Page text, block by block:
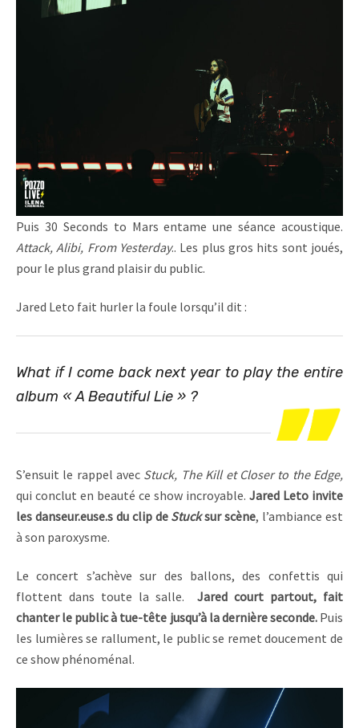
Puis 30 Seconds to Mars entame une séance acoustique.
Attack, Alibi, From Yesterday.. Les plus gros hits sont joués,
pour le plus grand plaisir du public.
Jared Leto fait hurler la foule lorsqu’il dit :
What if I come back next year to play the entire
album « A Beautiful Lie » ?
S’ensuit le rappel avec Stuck, The Kill et Closer to the Edge,
qui conclut en beauté ce show incroyable. Jared Leto invite
les danseur.euse.s du clip de Stucksur scène, l’ambiance est
à son paroxysme.
Le concert s’achève sur des ballons, des confettis qui
flottent dans toute la salle. Jared court partout, fait
chanter le public à tue-tête jusqu’à la dernière seconde.Puis
les lumières se rallument, le public se remet doucement de
ce show phénoménal.